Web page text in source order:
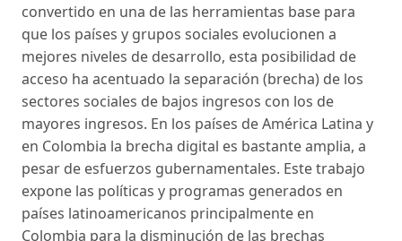
convertido en una de las herramientas base para
que los países y grupos sociales evolucionen a
mejores niveles de desarrollo, esta posibilidad de
acceso ha acentuado la separación (brecha) de los
sectores sociales de bajos ingresos con los de
mayores ingresos. En los países de América Latina y
en Colombia la brecha digital es bastante amplia, a
pesar de esfuerzos gubernamentales. Este trabajo
expone las políticas y programas generados en
países latinoamericanos principalmente en
Colombia para la disminución de las brechas